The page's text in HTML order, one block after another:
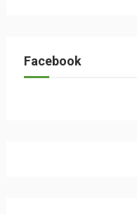
Facebook